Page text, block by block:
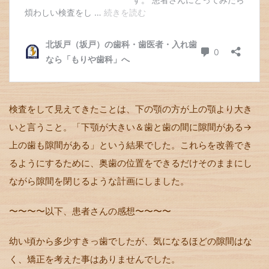
検査をして見えてきたことは、下の顎の方が上の顎より大き
いと言うこと。「下顎が大きい＆歯と歯の間に隙間がある→
上の歯も隙間がある」という結果でした。これらを改善でき
るようにするために、奥歯の位置をできるだけそのままにし
ながら隙間を閉じるような計画にしました。
〜〜〜〜以下、患者さんの感想〜〜〜〜
幼い頃から多少すきっ歯でしたが、気になるほどの隙間はな
く、矯正を考えた事はありませんでした。